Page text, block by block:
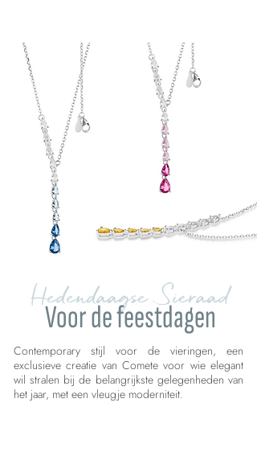
Hedendaagse Sieraad
Voor de feestdagen
Contemporary stijl voor de vieringen, een
exclusieve creatie van Comete voor wie elegant
wil stralen bij de belangrijkste gelegenheden van
het jaar, met een vleugje moderniteit.